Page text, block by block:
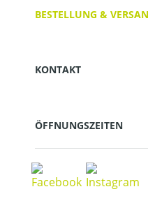
BESTELLUNG &
KONTAKT
ÖFFNUNGSZEITEN